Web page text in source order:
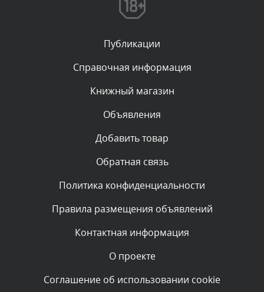
Комментарий проверяется
Текст комментария будет виден после проверки
администратором.
Комментарий проверяется
Текст комментария будет виден после проверки
администратором.
Комментарий проверяется
администратором.
Комментарий проверяется
администратором.
Публикации
Справочная информация
Книжный магазин
Объявления
Добавить товар
Обратная связь
Политика конфиденциальности
Правила размещения объявлений
Контактная информация
О проекте
Соглашение об использовании cookie